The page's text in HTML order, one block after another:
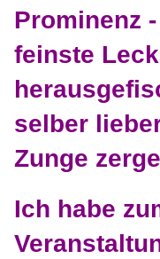
Prominenz
feinste
selber
Zunge
Ich habe